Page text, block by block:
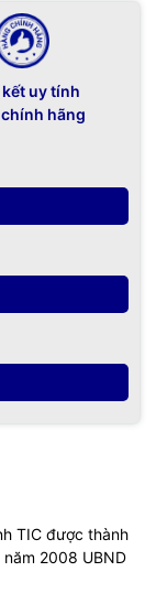
kết uy tính
hãng
TIC được thành
2008 UBND